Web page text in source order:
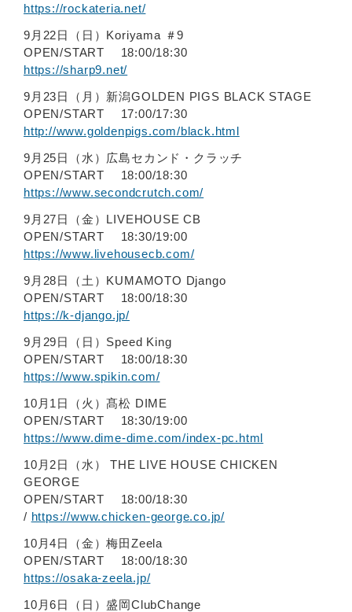
https://rockateria.net/
9月22日（日）Koriyama ＃9
OPEN/START 18:00/18:30
https://sharp9.net/
9月23日（月）新潟GOLDEN PIGS BLACK STAGE
OPEN/START 17:00/17:30
http://www.goldenpigs.com/black.html
9月25日（水）広島セカンド・クラッチ
OPEN/START 18:00/18:30
https://www.secondcrutch.com/
9月27日（金）LIVEHOUSE CB
OPEN/START 18:30/19:00
https://www.livehousecb.com/
9月28日（土）KUMAMOTO Django
OPEN/START 18:00/18:30
https://k-django.jp/
9月29日（日）Speed King
OPEN/START 18:00/18:30
https://www.spikin.com/
10月1日（火）髙松 DIME
OPEN/START 18:30/19:00
https://www.dime-dime.com/index-pc.html
10月2日（水） THE LIVE HOUSE CHICKEN
GEORGE
OPEN/START 18:00/18:30
/ https://www.chicken-george.co.jp/
10月4日（金）梅田Zeela
OPEN/START 18:00/18:30
https://osaka-zeela.jp/
10月6日（日）盛岡ClubChange